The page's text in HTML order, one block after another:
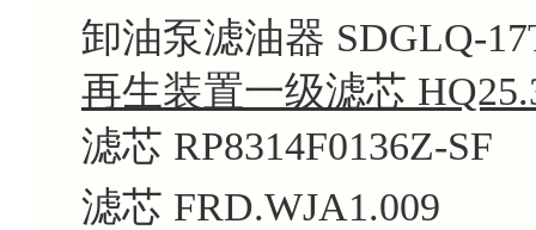
卸油泵滤油器 SDGLQ-
再生装置一级滤芯
滤芯 RP8314F0136Z-SF
滤芯 FRD.WJA1.009